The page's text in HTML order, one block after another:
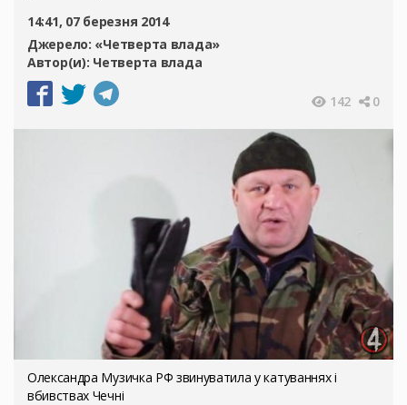
14:41, 07 березня 2014
Джерело: «Четверта влада»
Автор(и): Четверта влада
142 0
Олександра Музичка РФ звинуватила у катуваннях і
вбивствах Чечні